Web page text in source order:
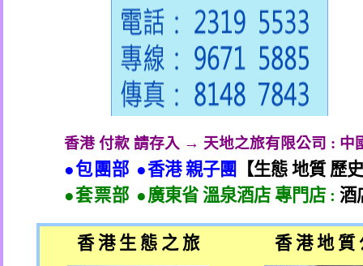
香港 付款 請存入 → 天地之旅有限公司 : 中
●包團部 ●香港 親子團
【生態 地質 歷
●套票部 ●廣東省 溫泉酒店 專門店 : 酒
香 港 生 態 之 旅 香 港 地 質